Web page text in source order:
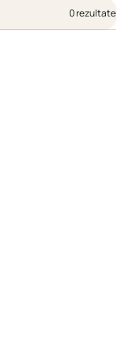
0 rezultate